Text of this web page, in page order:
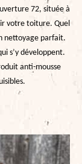
72, située à
votre toiture. Quel
nettoyage parfait.
s’y développent.
anti-mousse